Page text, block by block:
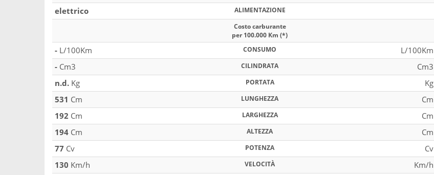
elettrico
ALIMENTAZIONE
Costo carburante
per 100.000 Km (*)
- L/100Km CONSUMO
L/100Km
- Cm3 CILINDRATA
Cm3
n.d. Kg PORTATA
Kg
531 Cm LUNGHEZZA
Cm
192 Cm LARGHEZZA
Cm
194 Cm ALTEZZA
Cm
77 Cv POTENZA
Cv
130 Km/h VELOCITÀ
Km/h